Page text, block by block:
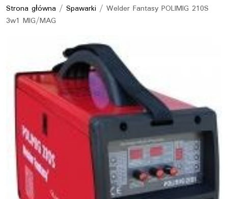
Strona główna / Spawarki / Welder Fantasy POLIMIG 210S
3w1 MIG/MAG